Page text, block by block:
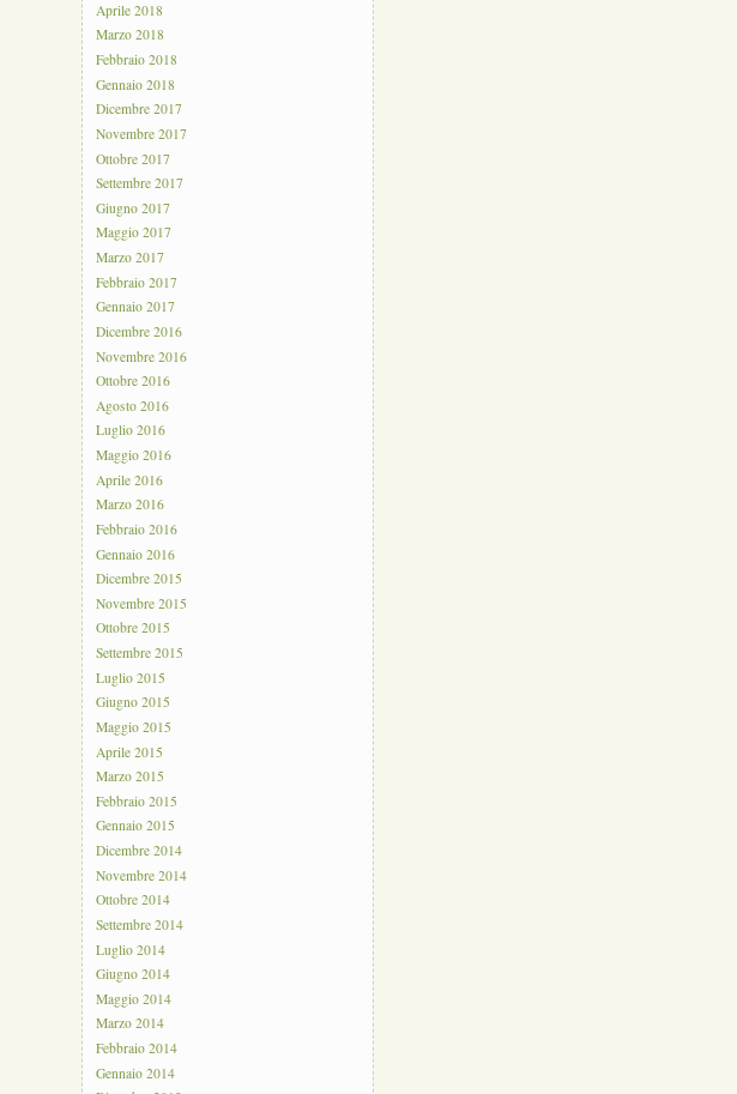
Aprile 2018
Marzo 2018
Febbraio 2018
Gennaio 2018
Dicembre 2017
Novembre 2017
Ottobre 2017
Settembre 2017
Giugno 2017
Maggio 2017
Marzo 2017
Febbraio 2017
Gennaio 2017
Dicembre 2016
Novembre 2016
Ottobre 2016
Agosto 2016
Luglio 2016
Maggio 2016
Aprile 2016
Marzo 2016
Febbraio 2016
Gennaio 2016
Dicembre 2015
Novembre 2015
Ottobre 2015
Settembre 2015
Luglio 2015
Giugno 2015
Maggio 2015
Aprile 2015
Marzo 2015
Febbraio 2015
Gennaio 2015
Dicembre 2014
Novembre 2014
Ottobre 2014
Settembre 2014
Luglio 2014
Giugno 2014
Maggio 2014
Marzo 2014
Febbraio 2014
Gennaio 2014